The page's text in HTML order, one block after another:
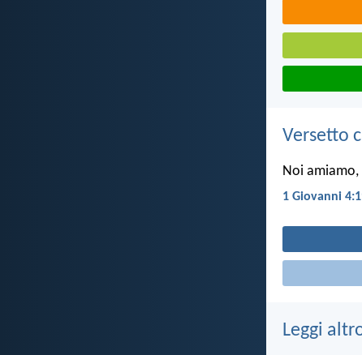
Versetto
Noi
1 Giovanni
Leggi